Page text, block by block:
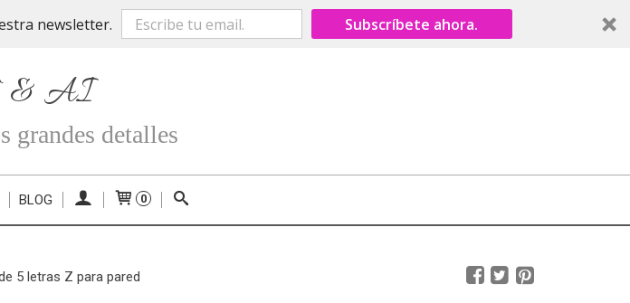
newsletter. Subscríbete ahora.
& AI
grandes detalles
BLOG 0
5 letras Z para pared